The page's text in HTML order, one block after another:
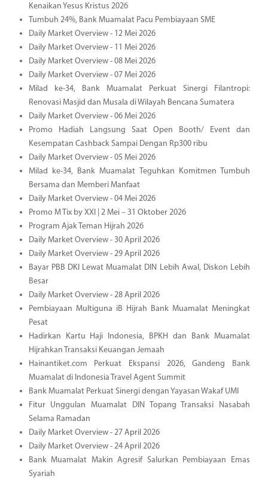
Kenaikan Yesus Kristus 2026
Tumbuh 24%, Bank Muamalat Pacu Pembiayaan SME
Daily Market Overview - 12 Mei 2026
Daily Market Overview - 11 Mei 2026
Daily Market Overview - 08 Mei 2026
Daily Market Overview - 07 Mei 2026
Milad ke-34, Bank Muamalat Perkuat Sinergi Filantropi:
Renovasi Masjid dan Musala di Wilayah Bencana Sumatera
Daily Market Overview - 06 Mei 2026
Promo Hadiah Langsung Saat Open Booth/ Event dan
Kesempatan Cashback Sampai Dengan Rp300 ribu
Daily Market Overview - 05 Mei 2026
Milad ke-34, Bank Muamalat Teguhkan Komitmen Tumbuh
Bersama dan Memberi Manfaat
Daily Market Overview - 04 Mei 2026
Promo M Tix by XXI | 2 Mei – 31 Oktober 2026
Program Ajak Teman Hijrah 2026
Daily Market Overview - 30 April 2026
Daily Market Overview - 29 April 2026
Bayar PBB DKI Lewat Muamalat DIN Lebih Awal, Diskon Lebih
Besar
Daily Market Overview - 28 April 2026
Pembiayaan Multiguna iB Hijrah Bank Muamalat Meningkat
Pesat
Hadirkan Kartu Haji Indonesia, BPKH dan Bank Muamalat
Hijrahkan Transaksi Keuangan Jemaah
Hainantiket.com Perkuat Ekspansi 2026, Gandeng Bank
Muamalat di Indonesia Travel Agent Summit
Bank Muamalat Perkuat Sinergi dengan Yayasan Wakaf UMI
Fitur Unggulan Muamalat DIN Topang Transaksi Nasabah
Selama Ramadan
Daily Market Overview - 27 April 2026
Daily Market Overview - 24 April 2026
Bank Muamalat Makin Agresif Salurkan Pembiayaan Emas
Syariah